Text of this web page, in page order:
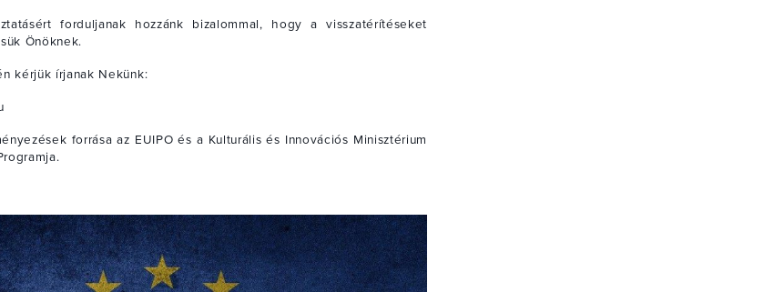
forduljanak hozzánk bizalommal, hogy a visszatérítéseket
Önöknek.
kérjük írjanak Nekünk:
forrása az EUIPO és a Kulturális és Innovációs Minisztérium